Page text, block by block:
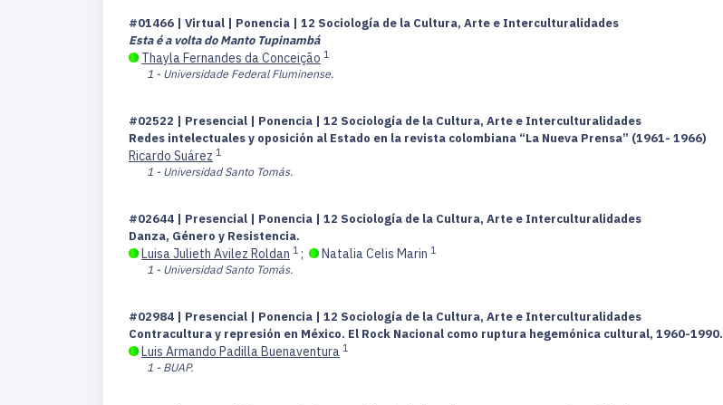
#01466 | Virtual | Ponencia | 12 Sociología de la Cultura, Arte e Interculturalidades
Esta é a volta do Manto Tupinambá
Thayla Fernandes da Conceição 1
1 - Universidade Federal Fluminense.
#02522 | Presencial | Ponencia | 12 Sociología de la Cultura, Arte e Interculturalidades
Redes intelectuales y oposición al Estado en la revista colombiana “La Nueva Prensa” (1961- 1966)
Ricardo Suárez 1
1 - Universidad Santo Tomás.
#02644 | Presencial | Ponencia | 12 Sociología de la Cultura, Arte e Interculturalidades
Danza, Género y Resistencia.
Luisa Julieth Avilez Roldan 1 ; Natalia Celis Marin 1
1 - Universidad Santo Tomás.
#02984 | Presencial | Ponencia | 12 Sociología de la Cultura, Arte e Interculturalidades
Contracultura y represión en México. El Rock Nacional como ruptura hegemónica cultural, 1960-1990.
Luis Armando Padilla Buenaventura 1
1 - BUAP.